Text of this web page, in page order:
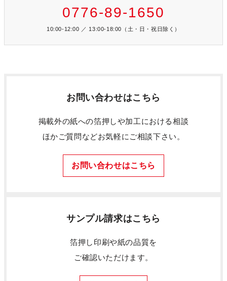
0776-89-1650
10:00-12:00 ／ 13:00-18:00（土・日・祝日除く）
お問い合わせはこちら
掲載外の紙への箔押しや加工における相談
ほかご質問などお気軽にご相談下さい。
お問い合わせはこちら
サンプル請求はこちら
箔押し印刷や紙の品質を
ご確認いただけます。